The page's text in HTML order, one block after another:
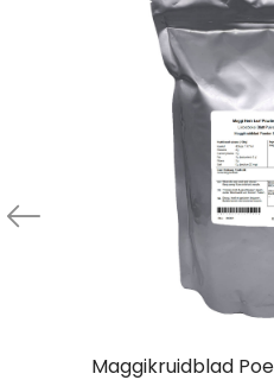
Maggikruidblad